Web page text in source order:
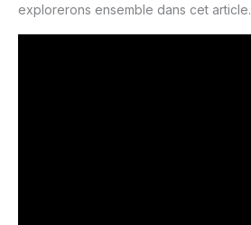
explorerons ensemble dans cet article.